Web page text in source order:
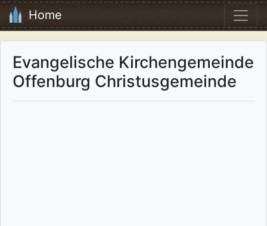
Home
Evangelische Kirchengemeinde
Offenburg Christusgemeinde